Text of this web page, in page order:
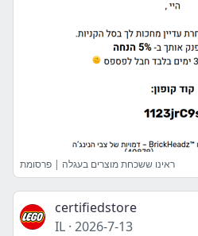
ראינו ששכחת מוצרים בעגלה | פרסומת
certifiedstore
IL · 2026-7-13